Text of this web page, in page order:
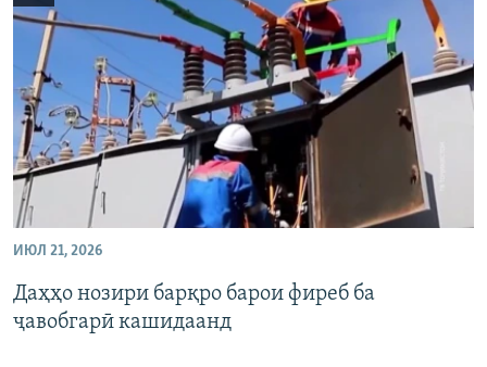
ИЮЛ 21, 2026
Даҳҳо нозири барқро барои фиреб ба
ҷавобгарӣ кашидаанд